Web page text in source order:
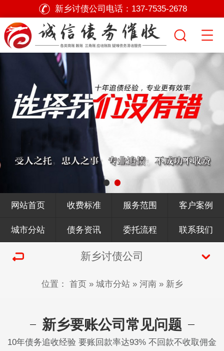
新乡讨债公司电话： 137-7535-2678
网站首页 收费标准 服务范围 客户案例
城市分站 债务资讯 委托流程 联系我们
新乡讨债公司
位置： 首页» 城市分站» 河南» 新乡
新乡要账公司常见问题
10年债务追收经验 要账回款率达93% 不回款不收取佣金